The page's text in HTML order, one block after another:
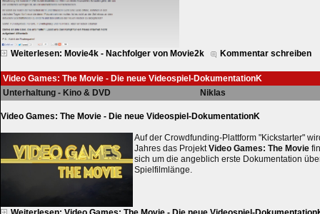
Weiterlesen: Movie4k - Nachfolger von Movie2k Kommentar schreiben
Video Games: The Movie - Die neue Videospiel-DokumentationK
Unterhaltung - Kino & DVD
Niklas
Video Games: The Movie - Die neue Videospiel-DokumentationK
Auf der Crowdfunding-Plattform "Kickstarter"
Jahres das ProjektVideo Games: The Movie
sich um die angeblich erste Dokumentation
Spielfilmlänge.